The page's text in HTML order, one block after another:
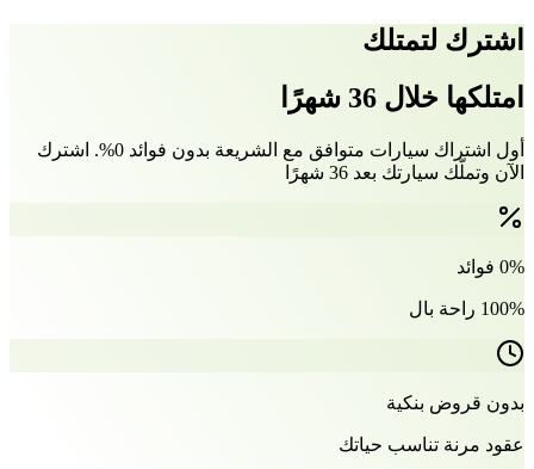
اشترك لتمتلك
امتلكها خلال 36 شهرًا
أول اشتراك سيارات متوافق مع الشريعة بدون فوائد 0%. اشترك
الآن وتملّك سيارتك بعد 36 شهرًا
0% فوائد
100% راحة بال
بدون قروض بنكية
عقود مرنة تناسب حياتك